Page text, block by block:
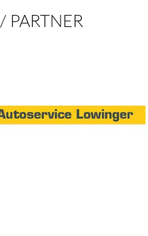
/ PARTNER